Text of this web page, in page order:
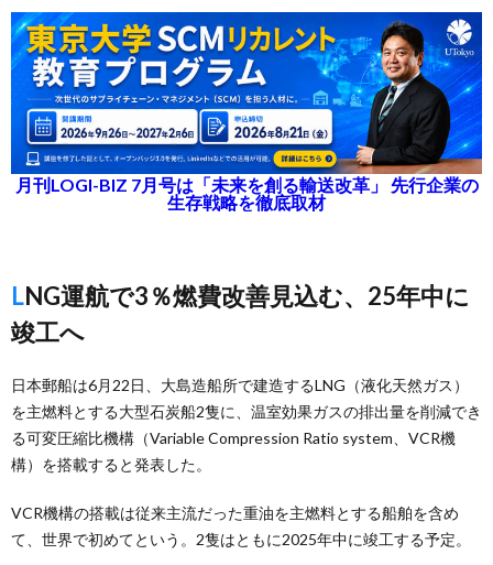
月刊LOGI-BIZ 7月号は「未来を創る輸送改革」 先行企業の
生存戦略を徹底取材
LNG運航で3％燃費改善見込む、25年中に
竣工へ
日本郵船は6月22日、大島造船所で建造するLNG（液化天然ガス）
を主燃料とする大型石炭船2隻に、温室効果ガスの排出量を削減でき
る可変圧縮比機構（Variable Compression Ratio system、VCR機
構）を搭載すると発表した。
VCR機構の搭載は従来主流だった重油を主燃料とする船舶を含め
て、世界で初めてという。2隻はともに2025年中に竣工する予定。